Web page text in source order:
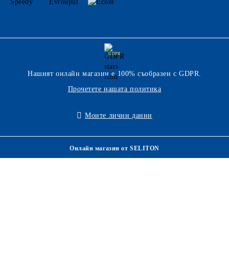
GDPR
Нашият онлайн магазин е 100% съобразен с GDPR.
Прочетете нашата политика
Моите лични данни
Онлайн магазин от SELITON